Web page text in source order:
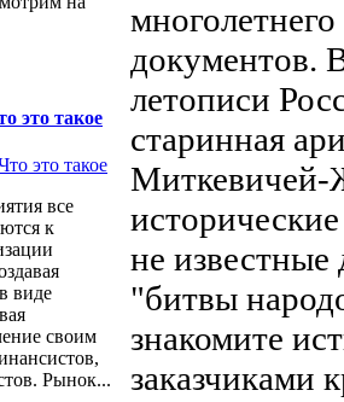
это такое
все
к
виде
своим
Рынок...
документов.
летописи
старинная
Миткевичей-
не известные
"битвы
знакомите
заказчиками